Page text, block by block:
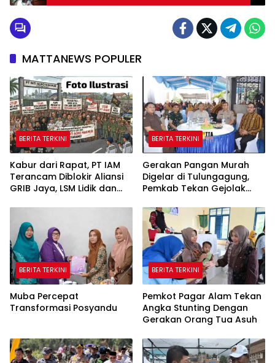
MATTANEWS POPULER
BERITA TERKINI
Kabur dari Rapat, PT IAM
Terancam Diblokir Aliansi
GRIB Jaya, LSM Lidik dan
BERITA TERKINI
Gerakan Pangan Murah
Digelar di Tulungagung,
Pemkab Tekan Gejolak
Warga
BERITA TERKINI
Muba Percepat
Transformasi Posyandu
BERITA TERKINI
Pemkot Pagar Alam Tekan
Angka Stunting Dengan
Gerakan Orang Tua Asuh